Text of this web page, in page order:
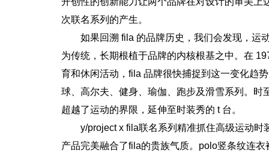
次联名系列的产生。
如果回溯 fila 的品牌历史，我们会发现，运
为传统，长期根植于品牌的内核根基之中。在
育和休闲活动，fila 品牌很快捕捉到这一变化趋
球、高尔夫、健身、瑜伽、跑步及滑雪系列。
超越了运动的界限，延伸至时装秀的 t 台。
y/project x fila联名系列精准抓住高级运动
产品完美融合了fila的贵族气质。polo竖条纹连